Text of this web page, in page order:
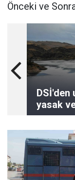
Önceki ve
DSİ'den
yasak